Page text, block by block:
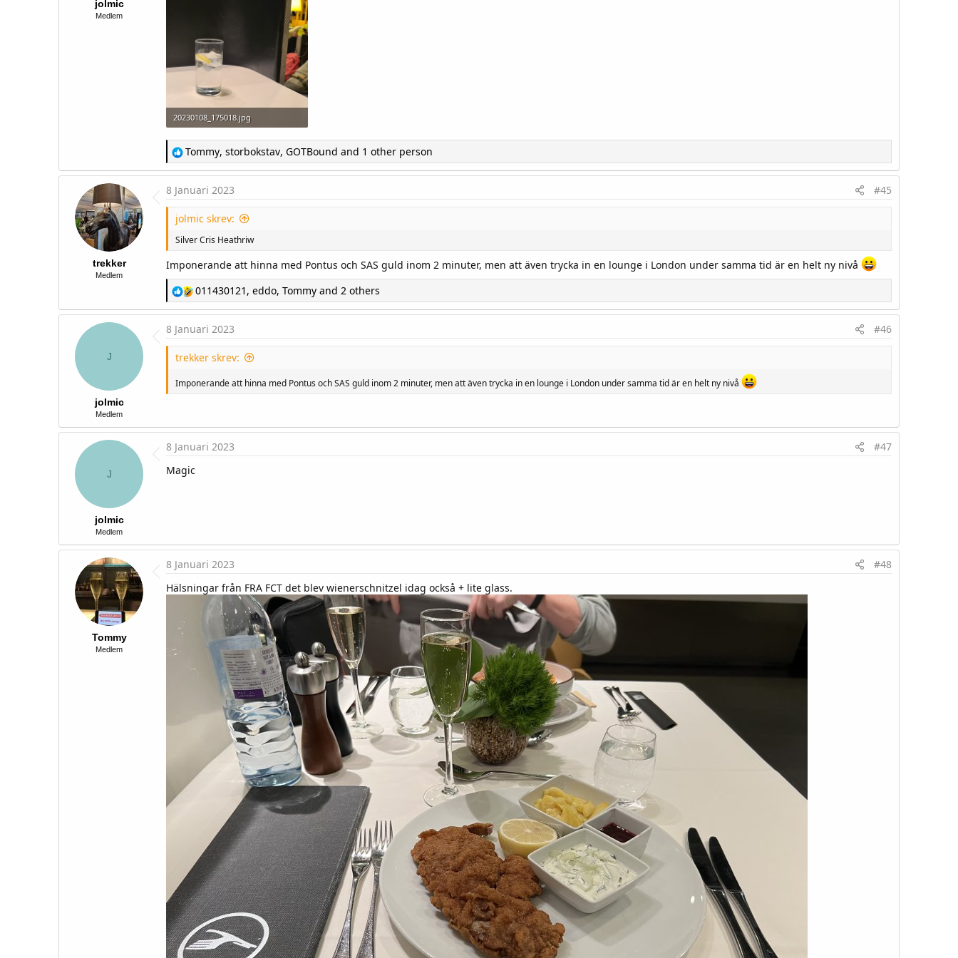
jolmic
Medlem
20230108_175018.jpg
R
a
t
o
n
:
Tommy, storbokstav, GOTBound and 1 other person
trekker
Medlem
8 Januari 2023 #45
jolmic skrev:
Silver Cris Heathriw
Imponerande att hinna med Pontus och SAS guld inom 2 minuter, men att även trycka in en lounge i London under samma tid är en helt ny nivå
R
a
t
o
n
:
011430121 , eddo, Tommy and 2 others
J
jolmic
Medlem
8 Januari 2023 #46
trekker skrev:
Imponerande att hinna med Pontus och SAS guld inom 2 minuter, men att även trycka in en lounge i London under samma tid är en helt ny nivå
J
jolmic
Medlem
8 Januari 2023
#47
Magic
Tommy
Medlem
8 Januari 2023
#48
Hälsningar från FRA FCT det blev wienerschnitzel idag också + lite glass.